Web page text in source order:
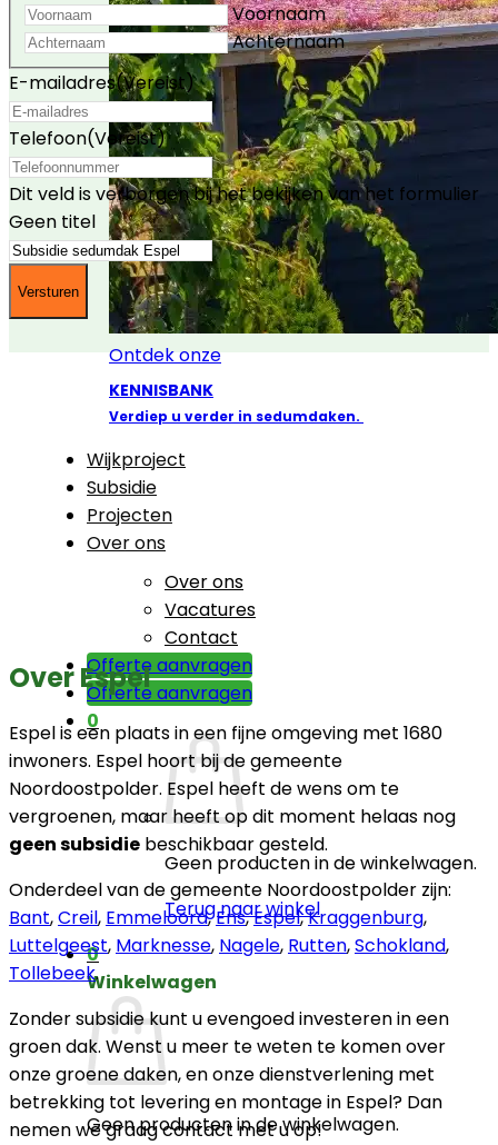
Ontdek onze
KENNISBANK
Verdiep u verder in sedumdaken.
Wijkproject
Subsidie
Projecten
Over ons
Over ons
Vacatures
Contact
Offerte aanvragen
Offerte aanvragen
0
Geen producten in de winkelwagen.
Terug naar winkel
0
Winkelwagen
Geen producten in de winkelwagen.
Voornaam
Achternaam
E-mailadres(Vereist)
Telefoon(Vereist)
Dit veld is verborgen bij het bekijken van het formulier
Geen titel
Over Espel
Espel is een plaats in een fijne omgeving met 1680
inwoners. Espel hoort bij de gemeente
Noordoostpolder. Espel heeft de wens om te
vergroenen, maar heeft op dit moment helaas nog
geen subsidie beschikbaar gesteld.
Onderdeel van de gemeente Noordoostpolder zijn:
Bant,Creil, Emmeloord,Ens,Espel,Kraggenburg,
Luttelgeest, Marknesse, Nagele, Rutten,Schokland,
Tollebeek.
Zonder subsidie kunt u evengoed investeren in een
groen dak. Wenst u meer te weten te komen over
onze groene daken, en onze dienstverlening met
betrekking tot levering en montage in Espel? Dan
nemen we graag contact met u op!